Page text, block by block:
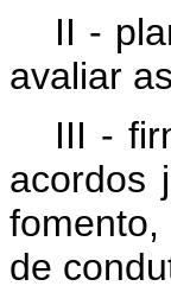
II -
avaliar
III -
acordos
de